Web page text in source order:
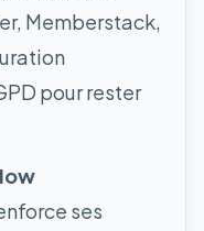
Memberstack,
pour rester
ses